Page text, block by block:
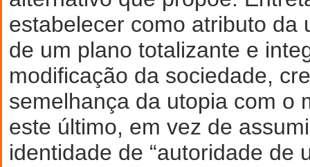
estabelecer como atributo da
de um plano totalizante e
modificação da sociedade,
semelhança da utopia com o
este último, em vez de
identidade de “autoridade de